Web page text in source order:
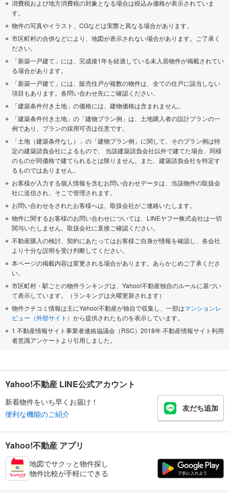
消費税および地方消費税の対象となる場合は税込み価格が表示されていま
す。
物件の写真やイラスト、CGなどは実際と異なる場合があります。
市区町村の合併などにより、地図が表示されない場合があります。ご了承く
ださい。
「新築一戸建て」には、完成後1年を経過している未入居物件が掲載されてい
る場合があります。
「新築一戸建て」には、販売住戸が複数の物件は、全ての住戸に該当しない
項目もあります。各問い合わせ先にご確認ください。
「建築条件付き土地」の価格には、建物価格は含まれません。
「建築条件付き土地」の「建物プラン例」は、土地購入者の設計プランの一
例であり、プランの採用可否は任意です。
「土地（建築条件なし）」の「建物プラン例」に関して、そのプラン例は特
定の建築請負会社によるもので、 当該建築請負会社以外で建てた場合、同様
のものが同価格で建てられるとは限りません。また、建築請負会社を特定す
るものではありません。
お客様が入力する個人情報を含むお問い合わせデータは、当該物件の取扱会
社に送信され、そこで管理されます。
お問い合わせをされたお客様へは、取扱会社がご連絡いたします。
物件に関するお客様のお問い合わせについては、LINEヤフー株式会社は一切
関与いたしません。取扱会社に直接ご確認ください。
不動産購入の検討、契約にあたってはお客様ご自身が情報を確認し、各会社
より十分な説明を受け判断してください。
本ページの掲載内容は変更される場合があります。あらかじめご了承くださ
い。
市区町村・駅ごとの物件ランキングは、Yahoo!不動産独自のルールに基づい
て表示しています。（ランキングは火曜更新されます）
物件クチコミ情報は主にYahoo!不動産が独自で収集し、一部はマンションレ
ビュー（外部サイト） から提供されたものを表示しています。
1 不動産情報サイト事業者連絡協議会（RSC）2018年 不動産情報サイト利用
者意識アンケートより引用しました。
Yahoo!不動産 LINE公式アカウント
新着物件をいち早くお届け！
便利な機能のご紹介
友だち追加
Yahoo!不動産 アプリ
地図でサクッと物件探し
物件比較が手軽にできる